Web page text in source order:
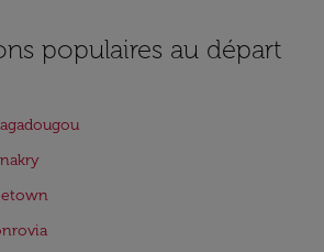
populaires au départ